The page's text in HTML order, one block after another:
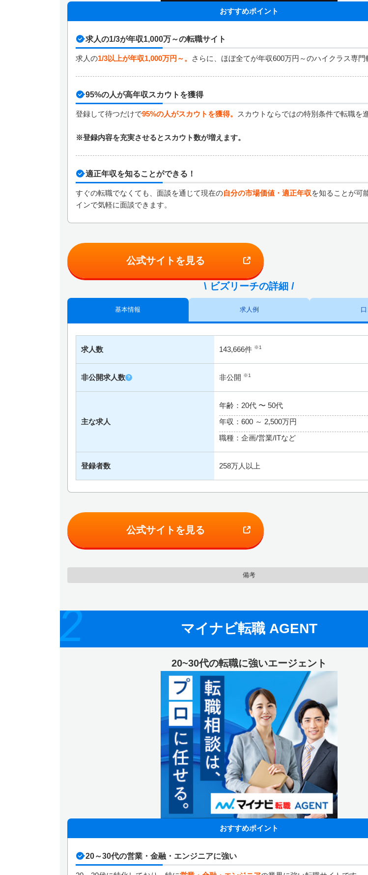
おすすめポイント
求人の1/3が年収1,000万～の転職サイト
求人の1/3以上が年収1,000万円～。 さらに、ほぼ全てが年収600万円～のハイクラス専門
95%の人が高年収スカウトを獲得
登録して待つだけで95%の人がスカウトを獲得。 スカウトならではの特別条件で転職を
※登録内容を充実させるとスカウト数が増えます。
適正年収を知ることができる！
すぐの転職でなくても、面談を通じて現在の自分の市場価値・適正年収を知ることが可
インで気軽に面談できます。
公式サイトを見る
\ ビズリーチの詳細 /
基本情報 求人例 口
求人数 143,666件 ※1
非公開求人数 ? 非公開 ※1
主な求人
年齢：20代 〜 50代
年収：600 ～ 2,500万円
職種：企画/営業/ITなど
登録者数 258万人以上
公式サイトを見る
備考
2 マイナビ転職 AGENT
20~30代の転職に強いエージェント
おすすめポイント
20～30代の営業・金融・エンジニアに強い